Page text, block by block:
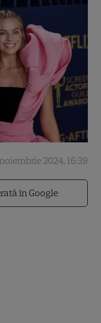
în Google
2024, 16:39